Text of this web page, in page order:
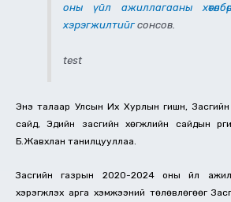
оны үйл ажиллагааны
хэрэгжилтийгсонсов.
test
Энэ талаар Улсын Их Хурлын гишүүн, Засгийн
сайд, Эдийн засгийн хөгжлийн сайдын
Б.Жавхлан танилцууллаа.
Засгийн газрын 2020-2024 оны үйл
хэрэгжүүлэх арга хэмжээний төлөвлөгөөг